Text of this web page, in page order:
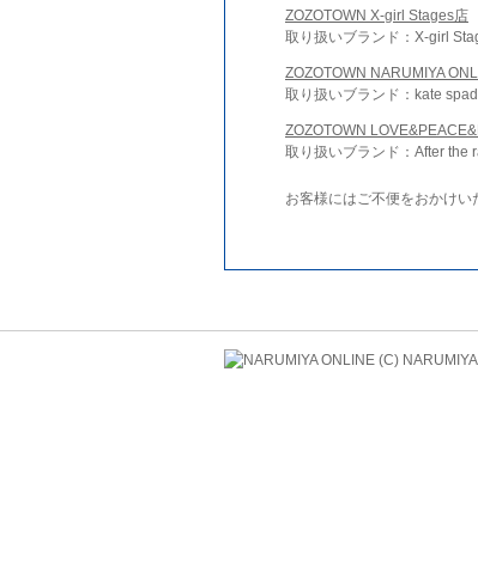
ZOZOTOWN X-girl Stages店
取り扱いブランド：X-girl
ZOZOTOWN NARUMIYA
取り扱いブランド：kate
ZOZOTOWN
取り扱いブランド：After the
お客様にはご不便をおかけい